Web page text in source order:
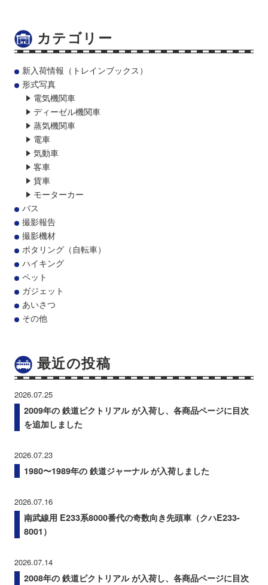
カテゴリー
新入荷情報（トレインブックス）
形式写真
電気機関車
ディーゼル機関車
蒸気機関車
電車
気動車
客車
貨車
モーターカー
バス
撮影報告
撮影機材
ポタリング（自転車）
ハイキング
ペット
ガジェット
あいさつ
その他
最近の投稿
2026.07.25
2009年の 鉄道ピクトリアル が入荷し、各商品ページに目次
を追加しました
2026.07.23
1980〜1989年の 鉄道ジャーナル が入荷しました
2026.07.16
南武線用 E233系8000番代の奇数向き先頭車（クハE233-
8001）
2026.07.14
2008年の 鉄道ピクトリアル が入荷し、各商品ページに目次